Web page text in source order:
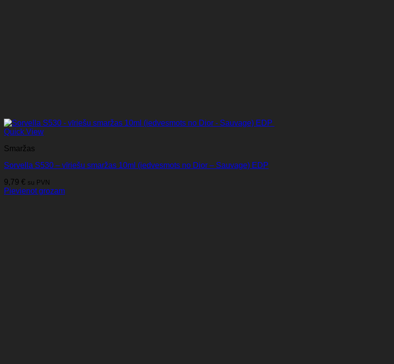
Quick View
Smaržas
Sorvella S530 – vīriešu smaržas 10ml (iedvesmots no Dior – Sauvage) EDP
9,79 € su PVN
Pievienot grozam